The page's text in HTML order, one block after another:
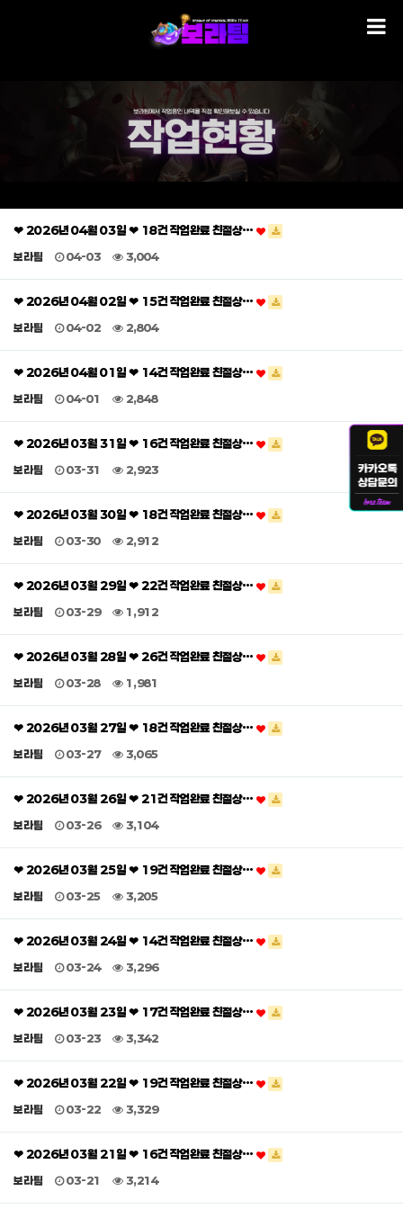
❤ 2026년 04월 03일 ❤ 18건 작업완료 친절상…
보라팀 04-03 3,004
❤ 2026년 04월 02일 ❤ 15건 작업완료 친절상…
보라팀 04-02 2,804
❤ 2026년 04월 01일 ❤ 14건 작업완료 친절상…
보라팀 04-01 2,848
❤ 2026년 03월 31일 ❤ 16건 작업완료 친절상…
보라팀 03-31 2,923
❤ 2026년 03월 30일 ❤ 18건 작업완료 친절상…
보라팀 03-30 2,912
❤ 2026년 03월 29일 ❤ 22건 작업완료 친절상…
보라팀 03-29 1,912
❤ 2026년 03월 28일 ❤ 26건 작업완료 친절상…
보라팀 03-28 1,981
❤ 2026년 03월 27일 ❤ 18건 작업완료 친절상…
보라팀 03-27 3,065
❤ 2026년 03월 26일 ❤ 21건 작업완료 친절상…
보라팀 03-26 3,104
❤ 2026년 03월 25일 ❤ 19건 작업완료 친절상…
보라팀 03-25 3,205
❤ 2026년 03월 24일 ❤ 14건 작업완료 친절상…
보라팀 03-24 3,296
❤ 2026년 03월 23일 ❤ 17건 작업완료 친절상…
보라팀 03-23 3,342
❤ 2026년 03월 22일 ❤ 19건 작업완료 친절상…
보라팀 03-22 3,329
❤ 2026년 03월 21일 ❤ 16건 작업완료 친절상…
보라팀 03-21 3,214